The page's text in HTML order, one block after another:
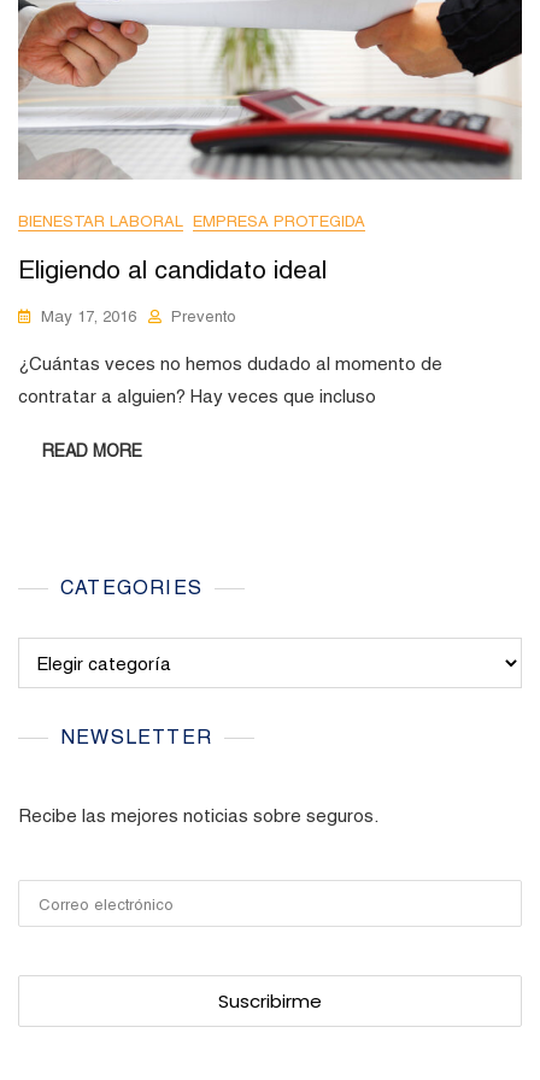
BIENESTAR LABORAL EMPRESA PROTEGIDA
Eligiendo al candidato ideal
May 17, 2016 Prevento
¿Cuántas veces no hemos dudado al momento de
contratar a alguien? Hay veces que incluso
READ MORE
CATEGORIES
NEWSLETTER
Recibe las mejores noticias sobre seguros.